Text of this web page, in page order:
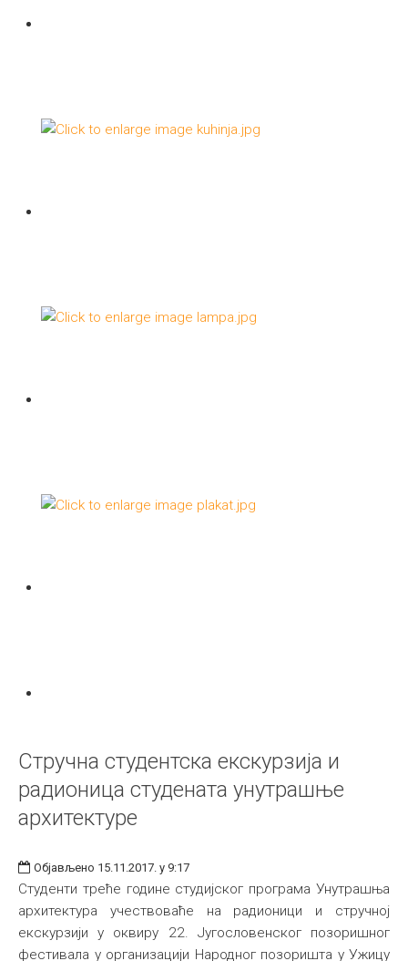
Стручна студентска екскурзија и
радионица студената унутрашње
архитектуре
Објављено 15.11.2017. у 9:17
Студенти треће године студијског програма Унутрашња
архитектура учествоваће на радионици и стручној
екскурзији у оквиру 22. Југословенског позоришног
фестивала у организацији Народног позоришта у Ужицу